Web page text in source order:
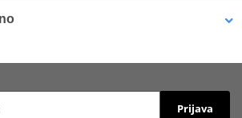
(ideal for workshops)
Prijava